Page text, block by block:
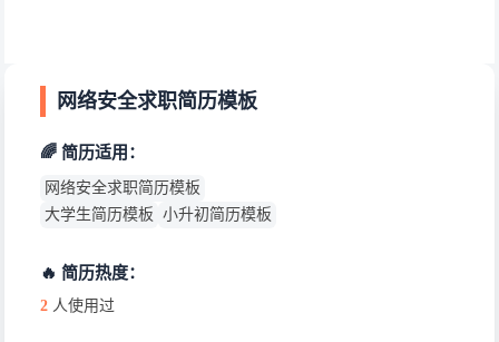
网络安全求职简历模板
🌈 简历适用：
网络安全求职简历模板
大学生简历模板 小升初简历模板
🔥 简历热度：
2 人使用过